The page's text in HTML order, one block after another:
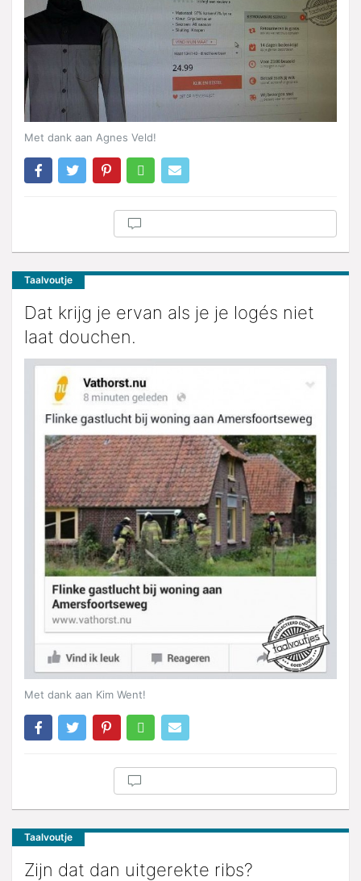
Met dank aan Agnes Veld!
Taalvoutje
Dat krijg je ervan als je je logés niet
laat douchen.
Met dank aan Kim Went!
Taalvoutje
Zijn dat dan uitgerekte ribs?